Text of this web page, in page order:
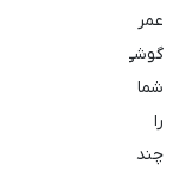
عمر
گوشی
شما
را
چند